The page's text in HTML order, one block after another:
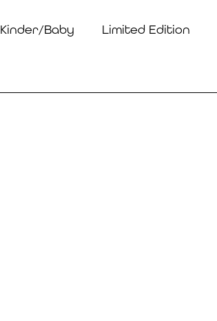
Kinder/Baby Limited Edition